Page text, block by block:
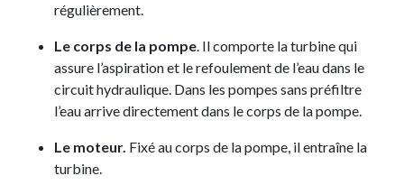
régulièrement.
Le corps de la pompe. Il comporte la turbine qui
assure l’aspiration et le refoulement de l’eau dans le
circuit hydraulique. Dans les pompes sans préfiltre
l’eau arrive directement dans le corps de la pompe.
Le moteur. Fixé au corps de la pompe, il entraîne la
turbine.